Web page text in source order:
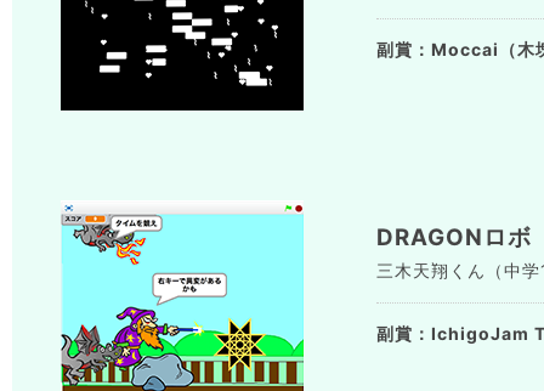
副賞：Moccai（木
DRAGONロボ
三木天翔くん（中
副賞：IchigoJam